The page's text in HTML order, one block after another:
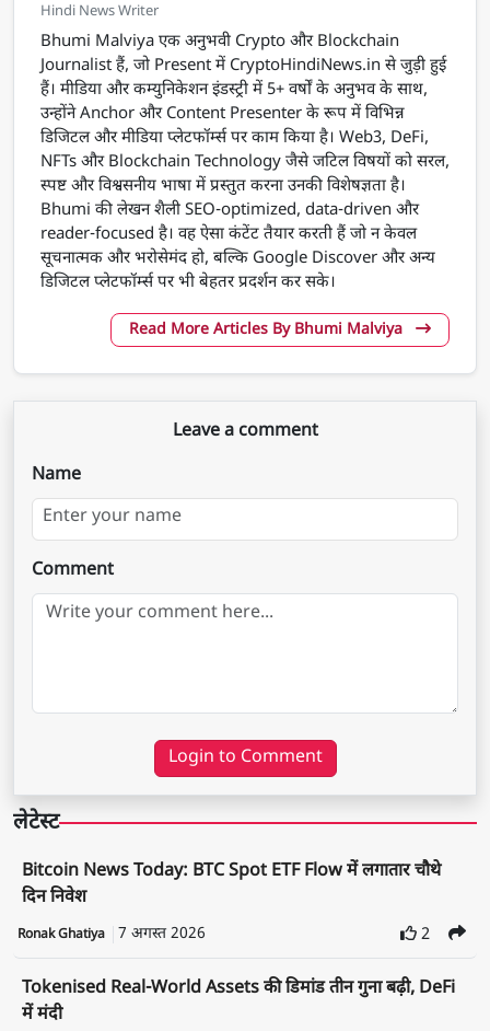
Hindi News Writer
Bhumi Malviya एक अनुभवी Crypto और Blockchain
Journalist हैं, जो Present में CryptoHindiNews.in से जुड़ी हुई
हैं। मीडिया और कम्युनिकेशन इंडस्ट्री में 5+ वर्षों के अनुभव के साथ,
उन्होंने Anchor और Content Presenter के रूप में विभिन्न
डिजिटल और मीडिया प्लेटफॉर्म्स पर काम किया है। Web3, DeFi,
NFTs और Blockchain Technology जैसे जटिल विषयों को सरल,
स्पष्ट और विश्वसनीय भाषा में प्रस्तुत करना उनकी विशेषज्ञता है।
Bhumi की लेखन शैली SEO-optimized, data-driven और
reader-focused है। वह ऐसा कंटेंट तैयार करती हैं जो न केवल
सूचनात्मक और भरोसेमंद हो, बल्कि Google Discover और अन्य
डिजिटल प्लेटफॉर्म्स पर भी बेहतर प्रदर्शन कर सके।
Read More Articles By Bhumi Malviya
Leave a comment
Name
Comment
Login to Comment
लेटेस्ट
Bitcoin News Today: BTC Spot ETF Flow में लगातार चौथे
दिन निवेश
Ronak Ghatiya 7 अगस्त 2026 2
Tokenised Real-World Assets की डिमांड तीन गुना बढ़ी, DeFi
में मंदी